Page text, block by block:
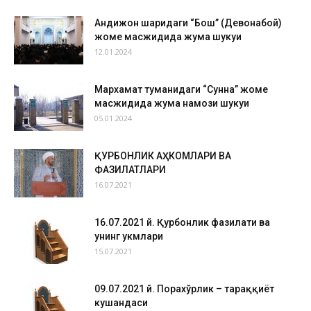
Андижон шаҳридаги “Бош” (Девонабой)
жоме масжидида жума шукуҳи
12.01.2024
Мархамат туманидаги “Сунна” жоме
масжидида жума намози шукуҳи
05.01.2024
ҚУРБОНЛИК АҲКОМЛАРИ ВА
ФАЗИЛАТЛАРИ
16.07.2021
16.07.2021 й. Қурбонлик фазилати ва
унинг ҳукмлари
15.07.2021
09.07.2021 й. Порахўрлик – тараққиёт
кушандаси